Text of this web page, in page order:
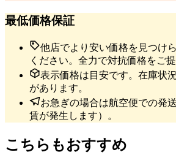
最低価格保証
他店でより安い価格を見つけ
ください。全力で対抗価格をご提
表示価格は目安です。在庫状
があります。
お急ぎの場合は航空便での発
賃が発生します）。
こちらもおすすめ